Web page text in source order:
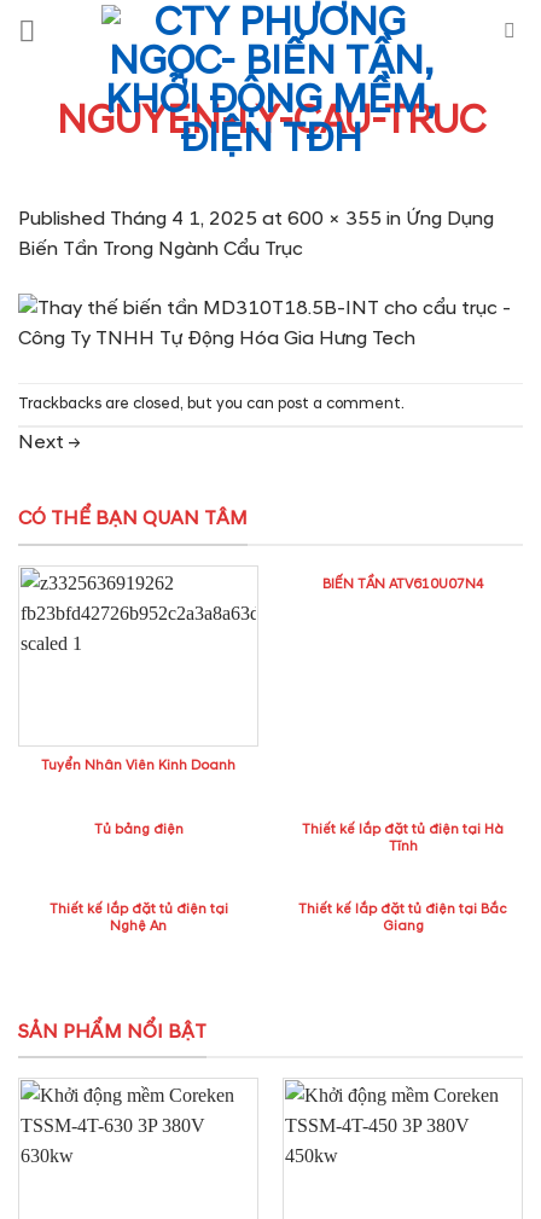
NGUYEN-LY-CAU-TRUC
Published Tháng 4 1, 2025 at 600 × 355 in Ứng Dụng
Biến Tần Trong Ngành Cẩu Trục
Trackbacks are closed, but you can post a comment.
Next →
CÓ THỂ BẠN QUAN TÂM
Tuyển Nhân Viên Kinh Doanh
BIẾN TẦN ATV610U07N4
Tủ bảng điện
Thiết kế lắp đặt tủ điện tại Hà
Tĩnh
Thiết kế lắp đặt tủ điện tại
Nghệ An
Thiết kế lắp đặt tủ điện tại Bắc
Giang
SẢN PHẨM NỔI BẬT